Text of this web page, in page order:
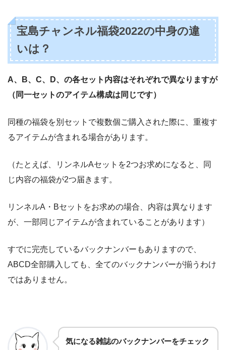
宝島チャンネル福袋2022の中身の違
いは？
A、B、C、D、の各セット内容はそれぞれで異なりますが
（同一セットのアイテム構成は同じです）
同種の福袋を別セットで複数個ご購入された際に、重複す
るアイテムが含まれる場合があります。
（たとえば、リンネルAセットを2つお求めになると、同
じ内容の福袋が2つ届きます。
リンネルA・Bセットをお求めの場合、内容は異なります
が、一部同じアイテムが含まれていることがあります）
すでに完売しているバックナンバーもありますので、
ABCD全部購入しても、全てのバックナンバーが揃うわけ
ではありません。
気になる雑誌のバックナンバーをチェック